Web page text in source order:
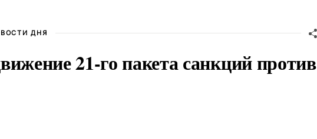
ДНЯ
21-го пакета санкций против